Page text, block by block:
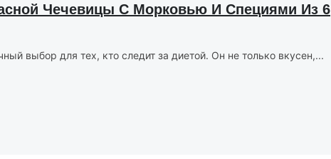
Чечевицы С Морковью И Специями Из 6
выбор для тех, кто следит за диетой. Он не только вкусен,...